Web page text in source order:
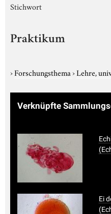
Stichwort
Praktikum
›Forschungsthema›Lehre,
Verknüpfte
Ei